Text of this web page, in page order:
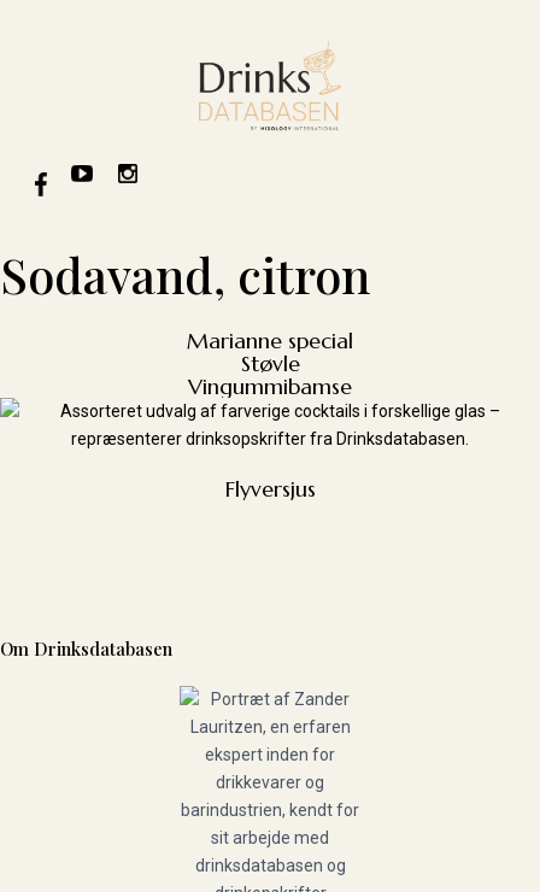
Sodavand, citron
Marianne special
Støvle
Vingummibamse
Flyversjus
Om Drinksdatabasen